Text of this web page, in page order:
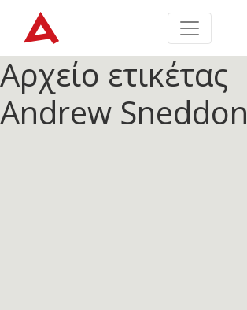
Αρχείο ετικέτας
Andrew Sneddon